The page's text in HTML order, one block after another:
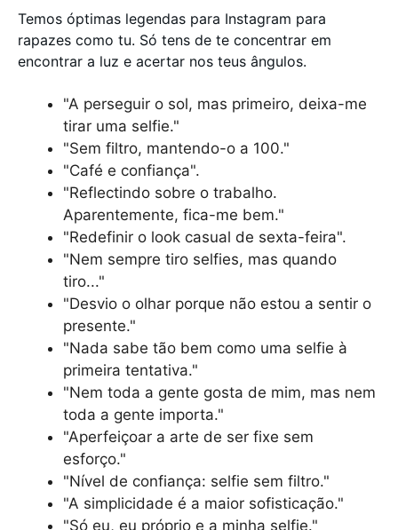
Temos óptimas legendas para Instagram para
rapazes como tu. Só tens de te concentrar em
encontrar a luz e acertar nos teus ângulos.
"A perseguir o sol, mas primeiro, deixa-me
tirar uma selfie."
"Sem filtro, mantendo-o a 100."
"Café e confiança".
"Reflectindo sobre o trabalho.
Aparentemente, fica-me bem."
"Redefinir o look casual de sexta-feira".
"Nem sempre tiro selfies, mas quando
tiro..."
"Desvio o olhar porque não estou a sentir o
presente."
"Nada sabe tão bem como uma selfie à
primeira tentativa."
"Nem toda a gente gosta de mim, mas nem
toda a gente importa."
"Aperfeiçoar a arte de ser fixe sem
esforço."
"Nível de confiança: selfie sem filtro."
"A simplicidade é a maior sofisticação."
"Só eu, eu próprio e a minha selfie."